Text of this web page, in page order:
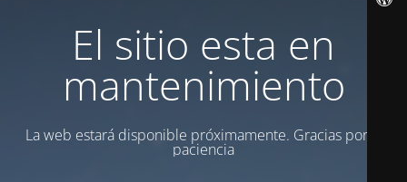
El sitio esta en
mantenimiento
La web estará disponible próximamente. Gracias por la
paciencia